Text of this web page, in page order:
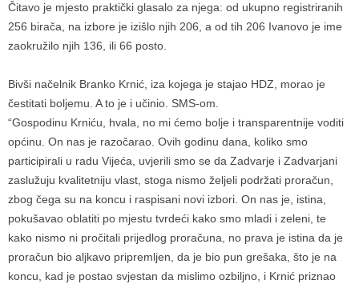
Čitavo je mjesto praktički glasalo za njega: od ukupno registriranih
256 birača, na izbore je izišlo njih 206, a od tih 206 Ivanovo je ime
zaokružilo njih 136, ili 66 posto.
Bivši načelnik Branko Krnić, iza kojega je stajao HDZ, morao je
čestitati boljemu. A to je i učinio. SMS-om.
“Gospodinu Krniću, hvala, no mi ćemo bolje i transparentnije voditi
općinu. On nas je razočarao. Ovih godinu dana, koliko smo
participirali u radu Vijeća, uvjerili smo se da Zadvarje i Zadvarjani
zaslužuju kvalitetniju vlast, stoga nismo željeli podržati proračun,
zbog čega su na koncu i raspisani novi izbori. On nas je, istina,
pokušavao oblatiti po mjestu tvrdeći kako smo mladi i zeleni, te
kako nismo ni pročitali prijedlog proračuna, no prava je istina da je
proračun bio aljkavo pripremljen, da je bio pun grešaka, što je na
koncu, kad je postao svjestan da mislimo ozbiljno, i Krnić priznao